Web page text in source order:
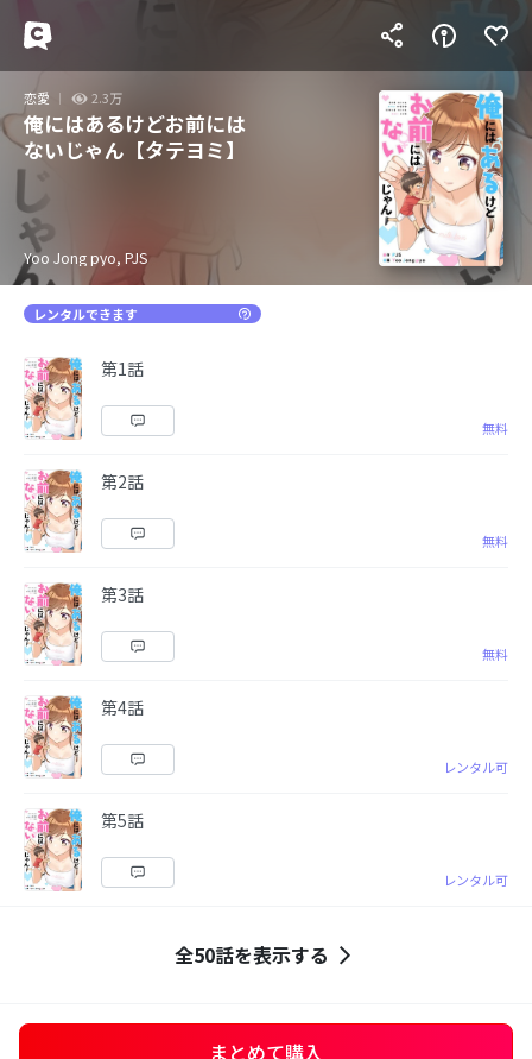
恋愛 2.3万
俺にはあるけどお前には
ないじゃん【タテヨミ】
Yoo Jong pyo, PJS
レンタルできます
第1話
無料
第2話
無料
第3話
無料
第4話
レンタル可
第5話
レンタル可
全50話を表示する
まとめて購入